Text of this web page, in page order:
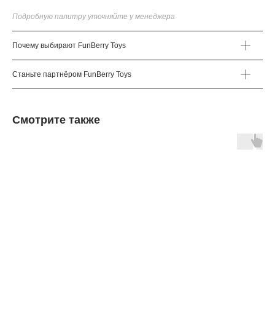
Подробную палитру уточняйте у менеджера
Почему выбирают FunBerry Toys
Станьте партнёром FunBerry Toys
Смотрите также